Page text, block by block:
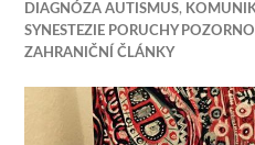
DIAGNÓZA AUTISMUS,
SYNESTEZIE PORUCHY
ZAHRANIČNÍ ČLÁNKY